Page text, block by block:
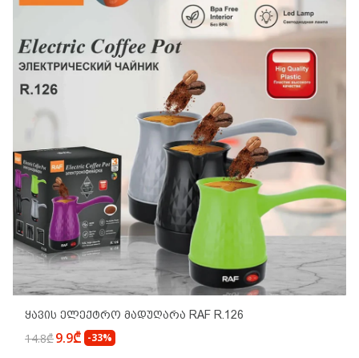
Ყავის Ელექტრო Მადუღარა RAF R.126
14.8₾9.9₾ -33%